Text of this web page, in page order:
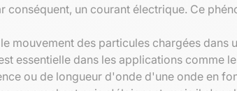
un courant électrique. Ce
mouvement des particules chargées
essentielle dans les applications comme
ou de longueur d'onde d'une onde en